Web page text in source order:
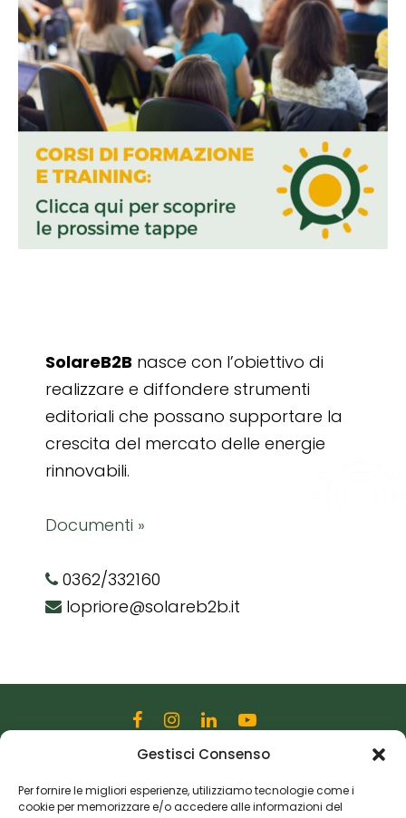
Gestisci Consenso
Per fornire le migliori esperienze, utilizziamo tecnologie come i
cookie per memorizzare e/o accedere alle informazioni del
SolareB2B nasce con l’obiettivo di
realizzare e diffondere strumenti
editoriali che possano supportare la
crescita del mercato delle energie
rinnovabili.
Documenti »
0362/332160
lopriore@solareb2b.it
Via Martiri della Libertà, 28
20833 Giussano (MB)